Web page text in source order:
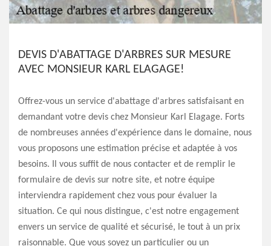
DEVIS D'ABATTAGE D'ARBRES SUR MESURE
AVEC MONSIEUR KARL ELAGAGE!
Offrez-vous un service d'abattage d'arbres satisfaisant en
demandant votre devis chez Monsieur Karl Elagage. Forts
de nombreuses années d'expérience dans le domaine, nous
vous proposons une estimation précise et adaptée à vos
besoins. Il vous suffit de nous contacter et de remplir le
formulaire de devis sur notre site, et notre équipe
interviendra rapidement chez vous pour évaluer la
situation. Ce qui nous distingue, c'est notre engagement
envers un service de qualité et sécurisé, le tout à un prix
raisonnable. Que vous soyez un particulier ou un